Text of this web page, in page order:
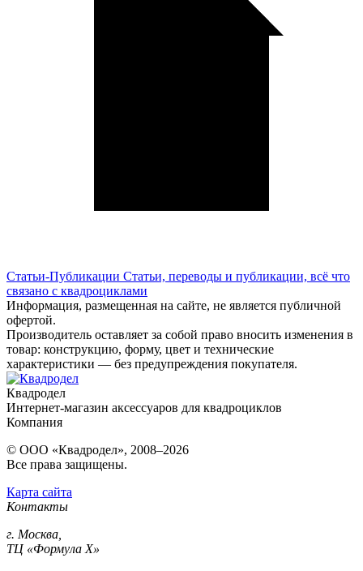
Статьи-Публикации Статьи, переводы и публикации, всё что
связано с квадроциклами
Информация, размещенная на сайте, не является публичной
офертой.
Производитель оставляет за собой право вносить изменения в
товар: конструкцию, форму, цвет и технические
характеристики — без предупреждения покупателя.
Квадродел
Интернет-магазин аксессуаров для квадроциклов
Компания
© ООО «Квадродел», 2008–2026
Все права защищены.
Карта сайта
Контакты
г. Москва,
ТЦ «Формула Х»